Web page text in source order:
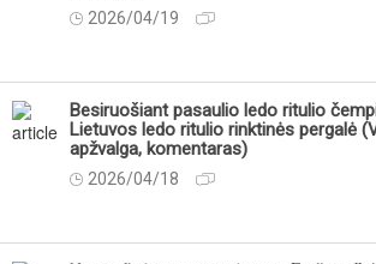
2026/04/19
Besiruošiant pasaulio ledo ritulio
Lietuvos ledo ritulio rinktinės pergalė
apžvalga, komentaras)
2026/04/18